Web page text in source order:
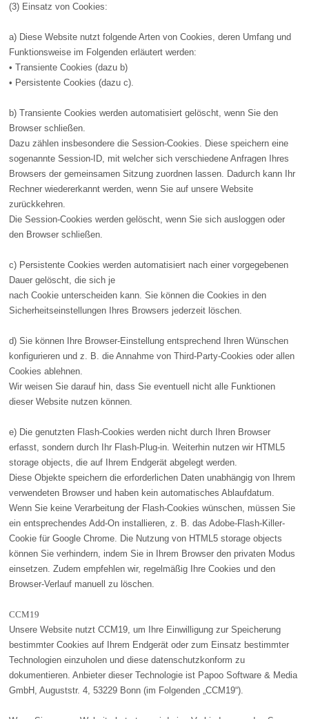
(3) Einsatz von Cookies:
a) Diese Website nutzt folgende Arten von Cookies, deren Umfang und
Funktionsweise im Folgenden erläutert werden:
• Transiente Cookies (dazu b)
• Persistente Cookies (dazu c).
b) Transiente Cookies werden automatisiert gelöscht, wenn Sie den
Browser schließen.
Dazu zählen insbesondere die Session-Cookies. Diese speichern eine
sogenannte Session-ID, mit welcher sich verschiedene Anfragen Ihres
Browsers der gemeinsamen Sitzung zuordnen lassen. Dadurch kann Ihr
Rechner wiedererkannt werden, wenn Sie auf unsere Website
zurückkehren.
Die Session-Cookies werden gelöscht, wenn Sie sich ausloggen oder
den Browser schließen.
c) Persistente Cookies werden automatisiert nach einer vorgegebenen
Dauer gelöscht, die sich je
nach Cookie unterscheiden kann. Sie können die Cookies in den
Sicherheitseinstellungen Ihres Browsers jederzeit löschen.
d) Sie können Ihre Browser-Einstellung entsprechend Ihren Wünschen
konfigurieren und z. B. die Annahme von Third-Party-Cookies oder allen
Cookies ablehnen.
Wir weisen Sie darauf hin, dass Sie eventuell nicht alle Funktionen
dieser Website nutzen können.
e) Die genutzten Flash-Cookies werden nicht durch Ihren Browser
erfasst, sondern durch Ihr Flash-Plug-in. Weiterhin nutzen wir HTML5
storage objects, die auf Ihrem Endgerät abgelegt werden.
Diese Objekte speichern die erforderlichen Daten unabhängig von Ihrem
verwendeten Browser und haben kein automatisches Ablaufdatum.
Wenn Sie keine Verarbeitung der Flash-Cookies wünschen, müssen Sie
ein entsprechendes Add-On installieren, z. B. das Adobe-Flash-Killer-
Cookie für Google Chrome. Die Nutzung von HTML5 storage objects
können Sie verhindern, indem Sie in Ihrem Browser den privaten Modus
einsetzen. Zudem empfehlen wir, regelmäßig Ihre Cookies und den
Browser-Verlauf manuell zu löschen.
CCM19
Unsere Website nutzt CCM19, um Ihre Einwilligung zur Speicherung
bestimmter Cookies auf Ihrem Endgerät oder zum Einsatz bestimmter
Technologien einzuholen und diese datenschutzkonform zu
dokumentieren. Anbieter dieser Technologie ist Papoo Software & Media
GmbH, Auguststr. 4, 53229 Bonn (im Folgenden „CCM19“).